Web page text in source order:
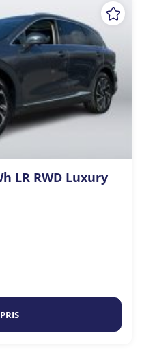
LR RWD Luxury